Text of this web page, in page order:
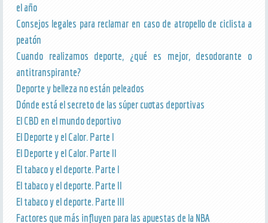
el año
Consejos legales para reclamar en caso de atropello de ciclista a
peatón
Cuando realizamos deporte, ¿qué es mejor, desodorante o
antitranspirante?
Deporte y belleza no están peleados
Dónde está el secreto de las súper cuotas deportivas
El CBD en el mundo deportivo
El Deporte y el Calor. Parte I
El Deporte y el Calor. Parte II
El tabaco y el deporte. Parte I
El tabaco y el deporte. Parte II
El tabaco y el deporte. Parte III
Factores que más influyen para las apuestas de la NBA